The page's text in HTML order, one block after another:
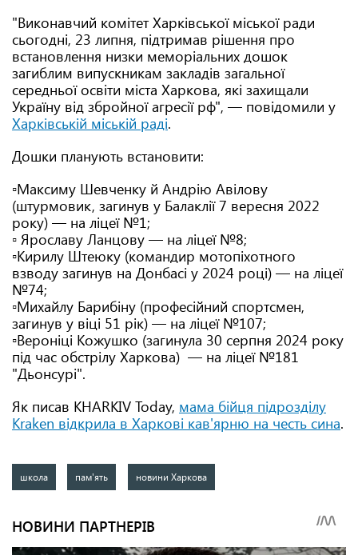
"Виконавчий комітет Харківської міської ради
сьогодні, 23 липня, підтримав рішення про
встановлення низки меморіальних дошок
загиблим випускникам закладів загальної
середньої освіти міста Харкова, які захищали
Україну від збройної агресії рф", — повідомили у
Харківській міській раді.
Дошки планують встановити:
▫️Максиму Шевченку й Андрію Авілову
(штурмовик, загинув у Балаклії 7 вересня 2022
року) — на ліцеї №1;
▫️ Ярославу Ланцову — на ліцеї №8;
▫️Кирилу Штеюку (командир мотопіхотного
взводу загинув на Донбасі у 2024 році) — на ліцеї
№74;
▫️Михайлу Барибіну (професійний спортсмен,
загинув у віці 51 рік) — на ліцеї №107;
▫️Вероніці Кожушко (загинула 30 серпня 2024 року
під час обстрілу Харкова) — на ліцеї №181
"Дьонсурі".
Як писав KHARKIV Today, мама бійця підрозділу
Kraken відкрила в Харкові кав'ярню на честь сина.
школа пам'ять новини Харкова